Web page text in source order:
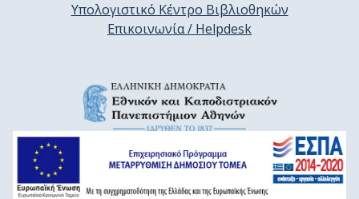
Υπολογιστικό Κέντρο Βιβλιοθηκών
Επικοινωνία / Helpdesk